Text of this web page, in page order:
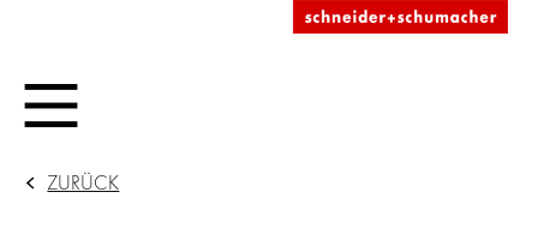
ZURÜCK